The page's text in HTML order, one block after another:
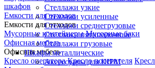
Стеллажи узкие
Стеллажи усиленные
Стеллажи среднегрузовые
Стеллажи пятиполочные
Стеллажи грузовые
Шкафы металлические
Аксессуары для ШРМ
шкафов
Емкости для отходов
Емкости для отходов
Мусорные контейнеры Мусорные баки
Офисная мебель
Офисная мебель
Кресло оператора Кресло посетителя